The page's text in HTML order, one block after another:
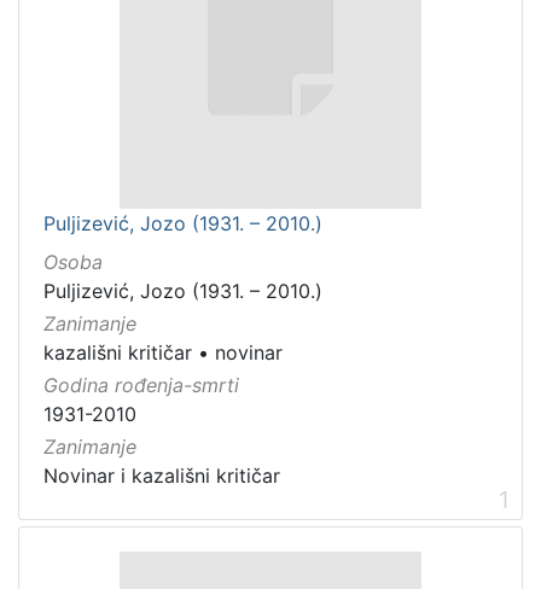
Puljizević, Jozo (1931. – 2010.)
Osoba
Puljizević, Jozo (1931. – 2010.)
Zanimanje
kazališni kritičar • novinar
Godina rođenja-smrti
1931-2010
Zanimanje
Novinar i kazališni kritičar
1